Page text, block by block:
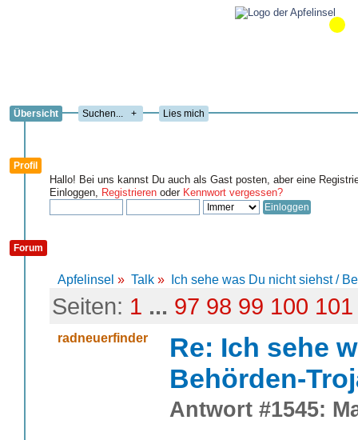
Übersicht + Lies mich
Profil
Hallo! Bei uns kannst Du auch als Gast posten, aber eine
Einloggen, Registrieren oder Kennwort vergessen?
Forum
Apfelinsel » Talk » Ich sehe was Du nicht siehst /
Seiten: 1 ... 97 98 99 100 101
radneuerfinder
Re: Ich sehe
Behörden-
Antwort #1545: